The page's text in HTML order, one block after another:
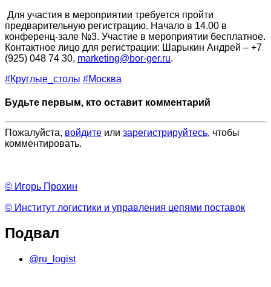
Для участия в мероприятии требуется пройти
предварительную регистрацию. Начало в 14.00 в
конференц-зале №3. Участие в мероприятии бесплатное.
Контактное лицо для регистрации: Шарыкин Андрей – +7
(925) 048 74 30, marketing@bor-ger.ru.
#Круглые_столы #Москва
Будьте первым, кто оставит комментарий
Пожалуйста, войдите или зарегистрируйтесь, чтобы
комментировать.
© Игорь Прохин
© Институт логистики и управления цепями поставок
Подвал
@ru_logist